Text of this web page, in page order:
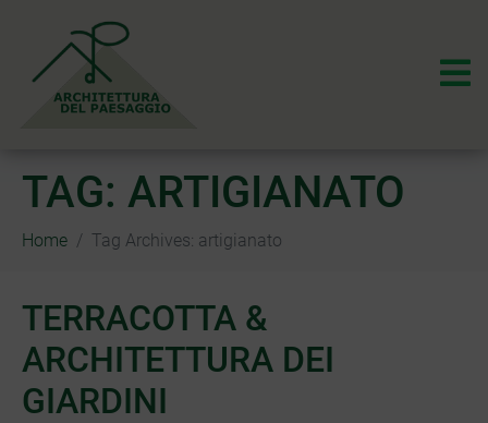
TAG: ARTIGIANATO
Home Tag Archives: artigianato
TERRACOTTA &
ARCHITETTURA DEI
GIARDINI